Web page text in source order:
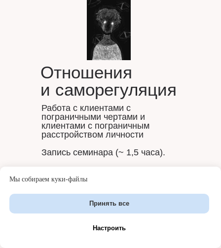
Подробнее
Отношения
и саморегуляция
Работа с клиентами с
пограничными чертами и
клиентами с пограничным
расстройством личности
Запись семинара (~ 1,5 часа).
Используйте удобный
вариант для связи с нами
Мы собираем куки-файлы
Принять все
Настроить